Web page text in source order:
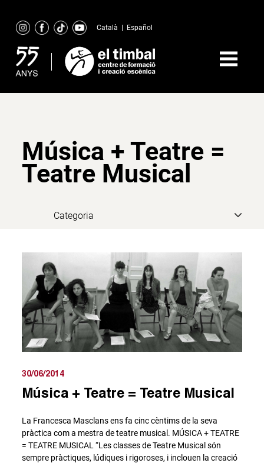
content
Català Español
Música + Teatre =
Teatre Musical
30/06/2014
Música + Teatre = Teatre Musical
La Francesca Masclans ens fa cinc cèntims de la seva
pràctica com a mestra de teatre musical. MÚSICA + TEATRE
= TEATRE MUSICAL “Les classes de Teatre Musical són
sempre pràctiques, lúdiques i rigoroses, i inclouen la creació